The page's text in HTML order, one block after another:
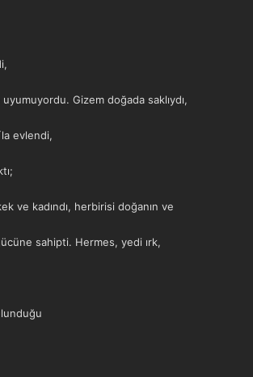
Gizem doğada saklıydı,
evlendi,
ve kadındı, herbirisi doğanın ve
sahipti. Hermes, yedi ırk,